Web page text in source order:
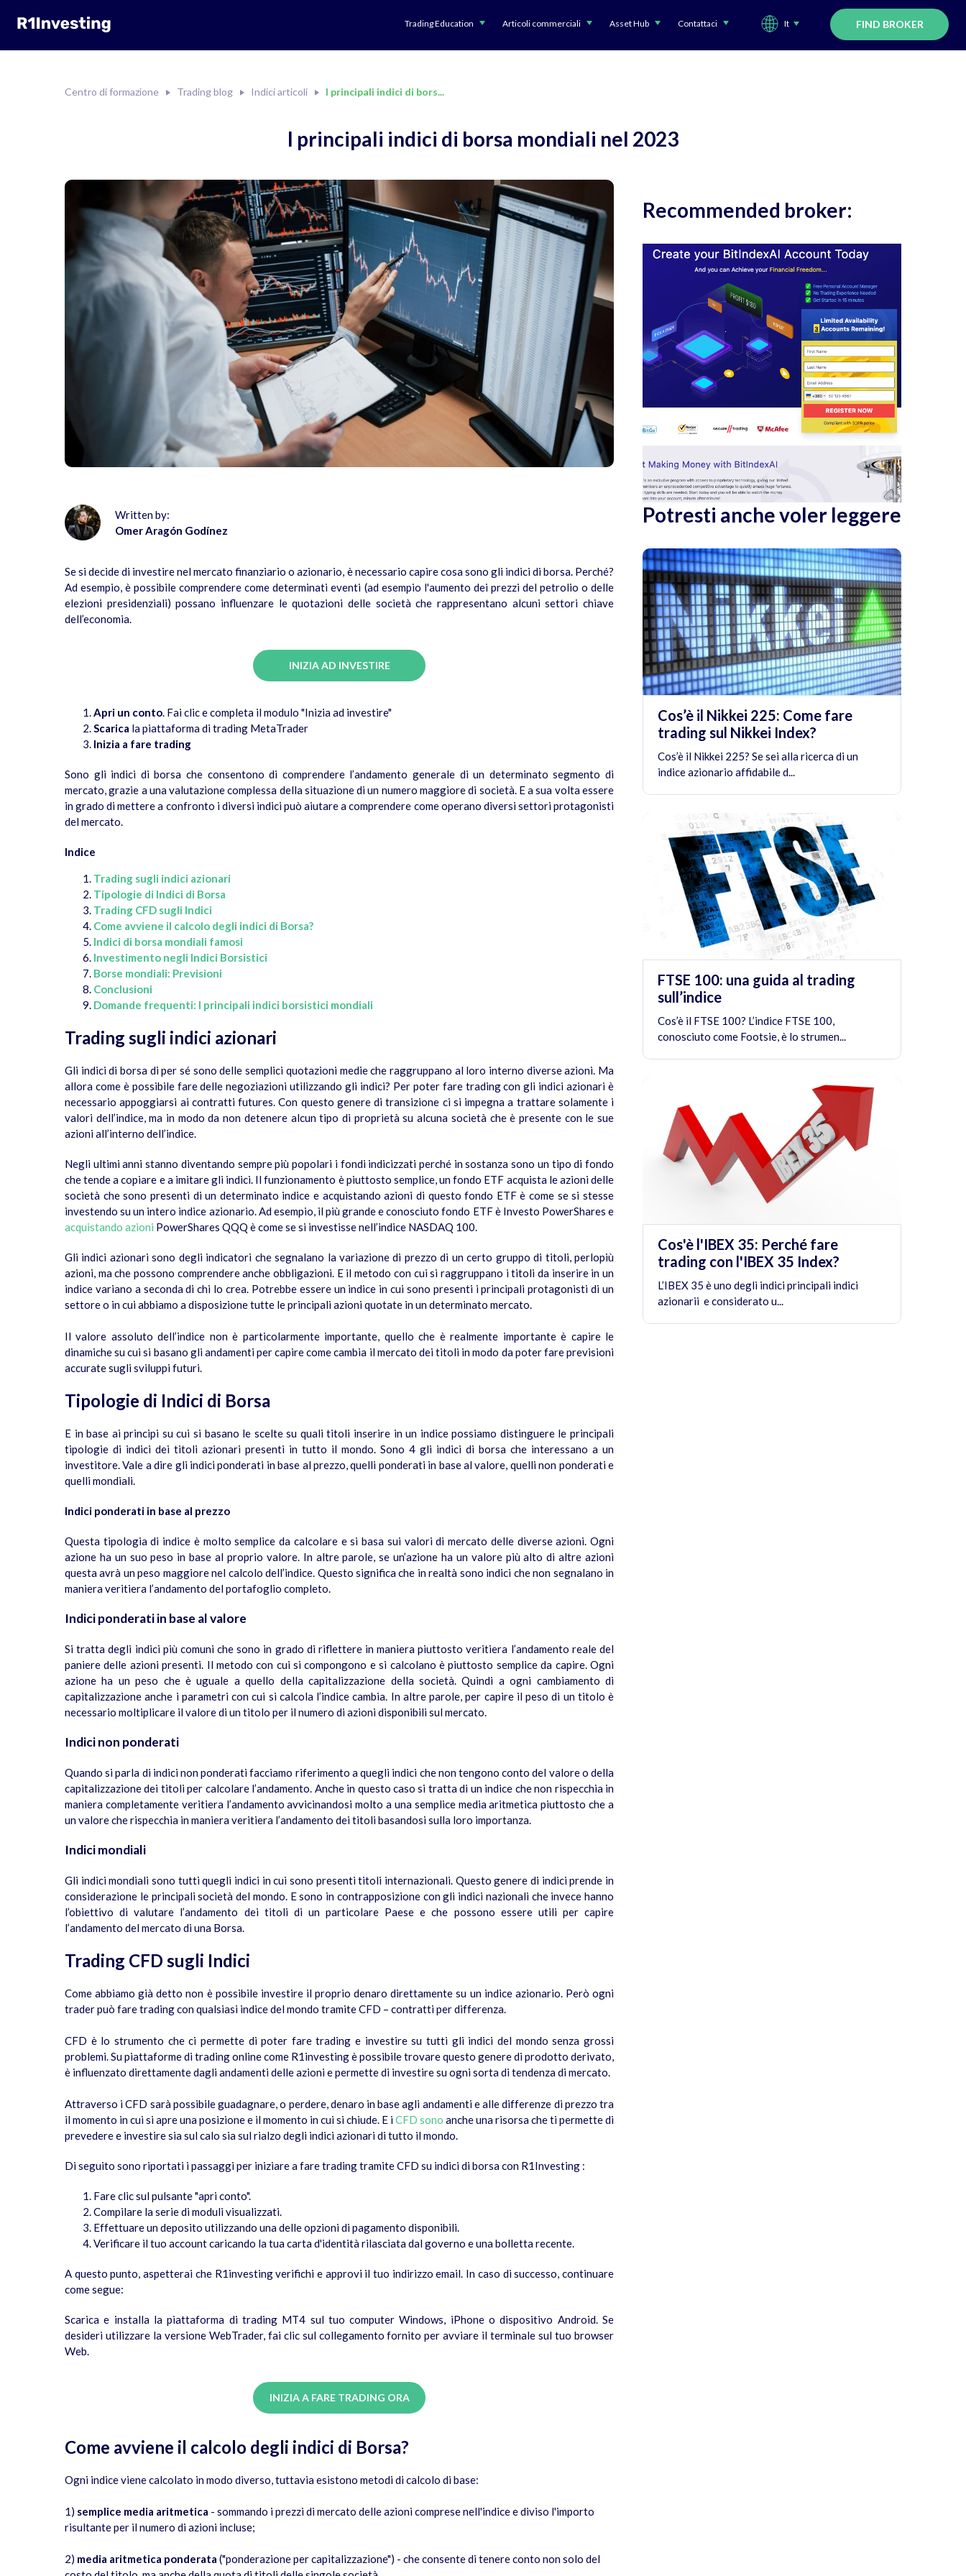
Trading Education Articoli commerciali Asset Hub Contattaci It FIND BROKER
Centro di formazione Trading blog Indici articoli I principali indici di bors...
I principali indici di borsa mondiali nel 2023
Written by:
Omer Aragón Godínez
Se si decide di investire nel mercato finanziario o azionario, è necessario capire cosa sono gli indici di borsa. Perché?
Ad esempio, è possibile comprendere come determinati eventi (ad esempio l'aumento dei prezzi del petrolio o delle
elezioni presidenziali) possano influenzare le quotazioni delle società che rappresentano alcuni settori chiave
dell’economia.
INIZIA AD INVESTIRE
Apri un conto. Fai clic e completa il modulo "Inizia ad investire"
Scarica la piattaforma di trading MetaTrader
Inizia a fare trading
Sono gli indici di borsa che consentono di comprendere l’andamento generale di un determinato segmento di
mercato, grazie a una valutazione complessa della situazione di un numero maggiore di società. E a sua volta essere
in grado di mettere a confronto i diversi indici può aiutare a comprendere come operano diversi settori protagonisti
del mercato.
Indice
Trading sugli indici azionari
Tipologie di Indici di Borsa
Trading CFD sugli Indici
Come avviene il calcolo degli indici di Borsa?
Indici di borsa mondiali famosi
Investimento negli Indici Borsistici
Borse mondiali: Previsioni
Conclusioni
Domande frequenti: I principali indici borsistici mondiali
Trading sugli indici azionari
Gli indici di borsa di per sé sono delle semplici quotazioni medie che raggruppano al loro interno diverse azioni. Ma
allora come è possibile fare delle negoziazioni utilizzando gli indici? Per poter fare trading con gli indici azionari è
necessario appoggiarsi ai contratti futures. Con questo genere di transizione ci si impegna a trattare solamente i
valori dell’indice, ma in modo da non detenere alcun tipo di proprietà su alcuna società che è presente con le sue
azioni all’interno dell’indice.
Negli ultimi anni stanno diventando sempre più popolari i fondi indicizzati perché in sostanza sono un tipo di fondo
che tende a copiare e a imitare gli indici. Il funzionamento è piuttosto semplice, un fondo ETF acquista le azioni delle
società che sono presenti di un determinato indice e acquistando azioni di questo fondo ETF è come se si stesse
investendo su un intero indice azionario. Ad esempio, il più grande e conosciuto fondo ETF è Investo PowerShares e
acquistando azioni PowerShares QQQ è come se si investisse nell’indice NASDAQ 100.
Gli indici azionari sono degli indicatori che segnalano la variazione di prezzo di un certo gruppo di titoli, perlopiù
azioni, ma che possono comprendere anche obbligazioni. E il metodo con cui si raggruppano i titoli da inserire in un
indice variano a seconda di chi lo crea. Potrebbe essere un indice in cui sono presenti i principali protagonisti di un
settore o in cui abbiamo a disposizione tutte le principali azioni quotate in un determinato mercato.
Il valore assoluto dell’indice non è particolarmente importante, quello che è realmente importante è capire le
dinamiche su cui si basano gli andamenti per capire come cambia il mercato dei titoli in modo da poter fare previsioni
accurate sugli sviluppi futuri.
Tipologie di Indici di Borsa
E in base ai principi su cui si basano le scelte su quali titoli inserire in un indice possiamo distinguere le principali
tipologie di indici dei titoli azionari presenti in tutto il mondo. Sono 4 gli indici di borsa che interessano a un
investitore. Vale a dire gli indici ponderati in base al prezzo, quelli ponderati in base al valore, quelli non ponderati e
quelli mondiali.
Indici ponderati in base al prezzo
Questa tipologia di indice è molto semplice da calcolare e si basa sui valori di mercato delle diverse azioni. Ogni
azione ha un suo peso in base al proprio valore. In altre parole, se un’azione ha un valore più alto di altre azioni
questa avrà un peso maggiore nel calcolo dell’indice. Questo significa che in realtà sono indici che non segnalano in
maniera veritiera l’andamento del portafoglio completo.
Indici ponderati in base al valore
Si tratta degli indici più comuni che sono in grado di riflettere in maniera piuttosto veritiera l’andamento reale del
paniere delle azioni presenti. Il metodo con cui si compongono e si calcolano è piuttosto semplice da capire. Ogni
azione ha un peso che è uguale a quello della capitalizzazione della società. Quindi a ogni cambiamento di
capitalizzazione anche i parametri con cui si calcola l’indice cambia. In altre parole, per capire il peso di un titolo è
necessario moltiplicare il valore di un titolo per il numero di azioni disponibili sul mercato.
Indici non ponderati
Quando si parla di indici non ponderati facciamo riferimento a quegli indici che non tengono conto del valore o della
capitalizzazione dei titoli per calcolare l’andamento. Anche in questo caso si tratta di un indice che non rispecchia in
maniera completamente veritiera l’andamento avvicinandosi molto a una semplice media aritmetica piuttosto che a
un valore che rispecchia in maniera veritiera l’andamento dei titoli basandosi sulla loro importanza.
Indici mondiali
Gli indici mondiali sono tutti quegli indici in cui sono presenti titoli internazionali. Questo genere di indici prende in
considerazione le principali società del mondo. E sono in contrapposizione con gli indici nazionali che invece hanno
l’obiettivo di valutare l’andamento dei titoli di un particolare Paese e che possono essere utili per capire
l’andamento del mercato di una Borsa.
Trading CFD sugli Indici
Come abbiamo già detto non è possibile investire il proprio denaro direttamente su un indice azionario. Però ogni
trader può fare trading con qualsiasi indice del mondo tramite CFD – contratti per differenza.
CFD è lo strumento che ci permette di poter fare trading e investire su tutti gli indici del mondo senza grossi
problemi. Su piattaforme di trading online come R1investing è possibile trovare questo genere di prodotto derivato,
è influenzato direttamente dagli andamenti delle azioni e permette di investire su ogni sorta di tendenza di mercato.
Attraverso i CFD sarà possibile guadagnare, o perdere, denaro in base agli andamenti e alle differenze di prezzo tra
il momento in cui si apre una posizione e il momento in cui si chiude. E iCFD sono anche una risorsa che ti permette di
prevedere e investire sia sul calo sia sul rialzo degli indici azionari di tutto il mondo.
Di seguito sono riportati i passaggi per iniziare a fare trading tramite CFD su indici di borsa con R1Investing :
Fare clic sul pulsante "apri conto".
Compilare la serie di moduli visualizzati.
Effettuare un deposito utilizzando una delle opzioni di pagamento disponibili.
Verificare il tuo account caricando la tua carta d'identità rilasciata dal governo e una bolletta recente.
A questo punto, aspetterai che R1investing verifichi e approvi il tuo indirizzo email. In caso di successo, continuare
come segue:
Scarica e installa la piattaforma di trading MT4 sul tuo computer Windows, iPhone o dispositivo Android. Se
desideri utilizzare la versione WebTrader, fai clic sul collegamento fornito per avviare il terminale sul tuo browser
Web.
INIZIA A FARE TRADING ORA
Come avviene il calcolo degli indici di Borsa?
Ogni indice viene calcolato in modo diverso, tuttavia esistono metodi di calcolo di base:
1) semplice media aritmetica - sommando i prezzi di mercato delle azioni comprese nell'indice e diviso l'importo
risultante per il numero di azioni incluse;
2) media aritmetica ponderata ("ponderazione per capitalizzazione") - che consente di tenere conto non solo del
Recommended broker:
Potresti anche voler leggere
Cos’è il Nikkei 225: Come fare
trading sul Nikkei Index?
Cos’è il Nikkei 225? Se sei alla ricerca di un
indice azionario affidabile d...
FTSE 100: una guida al trading
sull’indice
Cos’è il FTSE 100? L’indice FTSE 100,
conosciuto come Footsie, è lo strumen...
Cos'è l'IBEX 35: Perché fare
trading con l'IBEX 35 Index?
L’IBEX 35 è uno degli indici principali indici
azionarii e considerato u...